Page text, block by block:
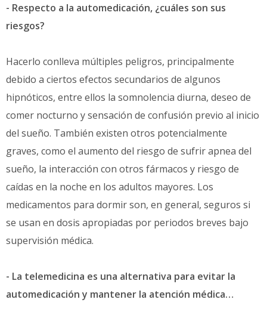
- Respecto a la automedicación, ¿cuáles son sus
riesgos?
Hacerlo conlleva múltiples peligros, principalmente
debido a ciertos efectos secundarios de algunos
hipnóticos, entre ellos la somnolencia diurna, deseo de
comer nocturno y sensación de confusión previo al inicio
del sueño. También existen otros potencialmente
graves, como el aumento del riesgo de sufrir apnea del
sueño, la interacción con otros fármacos y riesgo de
caídas en la noche en los adultos mayores. Los
medicamentos para dormir son, en general, seguros si
se usan en dosis apropiadas por periodos breves bajo
supervisión médica.
- La telemedicina es una alternativa para evitar la
automedicación y mantener la atención médica…